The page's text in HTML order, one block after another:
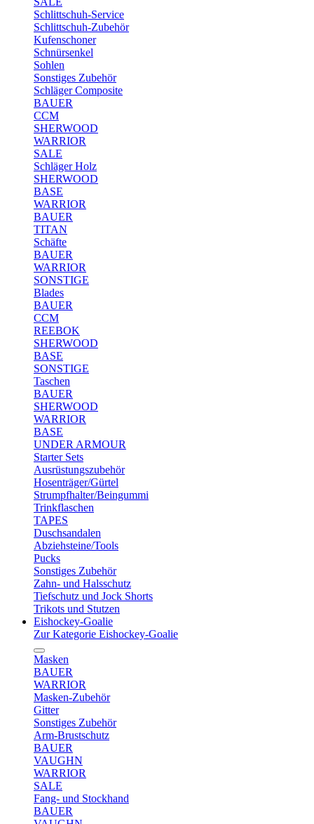
Schlittschuh-Service
Schlittschuh-Zubehör
Kufenschoner
Schnürsenkel
Sohlen
Sonstiges Zubehör
Schläger Composite
BAUER
CCM
SHERWOOD
WARRIOR
SALE
Schläger Holz
SHERWOOD
BASE
WARRIOR
BAUER
TITAN
Schäfte
BAUER
WARRIOR
SONSTIGE
Blades
BAUER
CCM
REEBOK
SHERWOOD
BASE
SONSTIGE
Taschen
BAUER
SHERWOOD
WARRIOR
BASE
UNDER ARMOUR
Starter Sets
Ausrüstungszubehör
Hosenträger/Gürtel
Strumpfhalter/Beingummi
Trinkflaschen
TAPES
Duschsandalen
Abziehsteine/Tools
Pucks
Sonstiges Zubehör
Zahn- und Halsschutz
Tiefschutz und Jock Shorts
Trikots und Stutzen
Eishockey-Goalie
Zur Kategorie Eishockey-Goalie
Masken
BAUER
WARRIOR
Masken-Zubehör
Gitter
Sonstiges Zubehör
Arm-Brustschutz
BAUER
VAUGHN
WARRIOR
SALE
Fang- und Stockhand
BAUER